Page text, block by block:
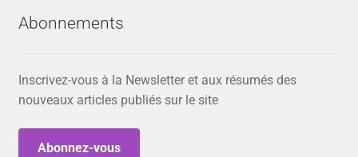
Abonnements
Inscrivez-vous à la Newsletter et aux résumés des
nouveaux articles publiés sur le site
Abonnez-vous